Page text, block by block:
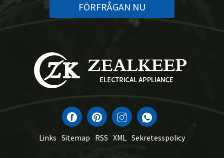
FÖRFRÅGAN NU
Links Sitemap RSS XML Sekretesspolicy